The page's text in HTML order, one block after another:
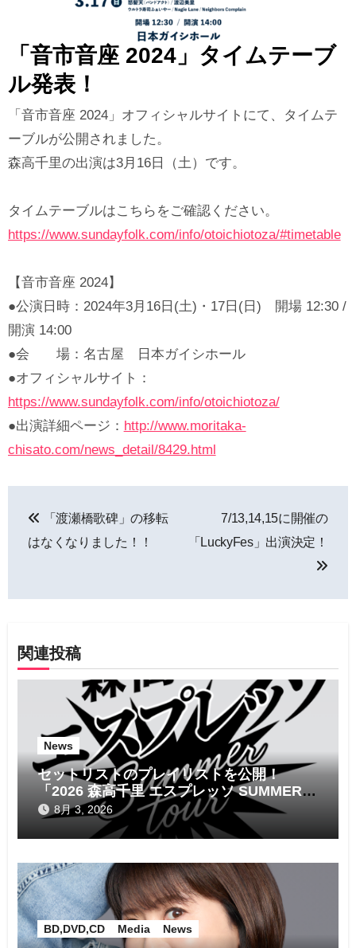
「音市音座 2024」タイムテーブ
ル発表！
「音市音座 2024」オフィシャルサイトにて、タイムテ
ーブルが公開されました。
森高千里の出演は3月16日（土）です。
タイムテーブルはこちらをご確認ください。
https://www.sundayfolk.com/info/otoichiotoza/#timetable
【音市音座 2024】
●公演日時：2024年3月16日(土)・17日(日) 開場 12:30 /
開演 14:00
●会 場：名古屋 日本ガイシホール
●オフィシャルサイト：
https://www.sundayfolk.com/info/otoichiotoza/
●出演詳細ページ： http://www.moritaka-
chisato.com/news_detail/8429.html
稿
ビ
ー
ン
「渡瀬橋歌碑」の移転
はなくなりました！！
7/13,14,15に開催の
「LuckyFes」出演決定！
関連投稿
News
セットリストのプレイリストを公開！
「2026 森高千里 エスプレッソ SUMMER
tour」
8月 3, 2026
BD,DVD,CD Media News